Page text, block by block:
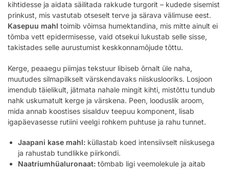
kihtidesse ja aidata säilitada rakkude turgorit – kudede sisemist
prinkust, mis vastutab otseselt terve ja särava välimuse eest.
Kasepuu mahl toimib võimsa humektandina, mis mitte ainult ei
tõmba vett epidermisesse, vaid otsekui lukustab selle sisse,
takistades selle aurustumist keskkonnamõjude tõttu.
Kerge, peaaegu piimjas tekstuur libiseb õrnalt üle naha,
muutudes silmapilkselt värskendavaks niiskuslooriks. Losjoon
imendub täielikult, jätmata nahale mingit kihti, mistõttu tundub
nahk uskumatult kerge ja värskena. Peen, looduslik aroom,
mida annab koostises sisalduv teepuu komponent, lisab
igapäevasesse rutiini veelgi rohkem puhtuse ja rahu tunnet.
Jaapani kase mahl: küllastab koed intensiivselt niiskusega
ja rahustab tundlikke piirkondi.
Naatriumhüaluronaat: tõmbab ligi veemolekule ja aitab